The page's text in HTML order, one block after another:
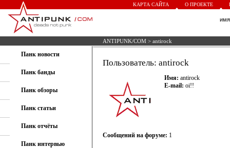
КАРТА САЙТА О ПРОЕКТЕ
ANTIPUNK/COM > antirock
Панк новости
Панк банды
Панк обзоры
Панк статьи
Панк отчёты
Панк интервью
Пользователь: antirock
Имя: antirock
E-mail: oi!!
Сообщений на форуме: 1